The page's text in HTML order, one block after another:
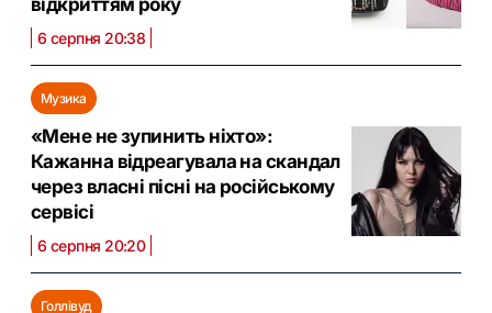
6 серпня 20:38
Музика
«Мене не зупинить ніхто»:
Кажанна відреагувала на скандал
через власні пісні на російському
сервісі
6 серпня 20:20
Голлівуд